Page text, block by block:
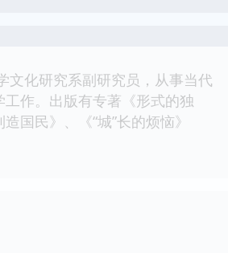
文化研究系副研究员，从事当代
工作。出版有专著《形式的独
国民》、《“城”长的烦恼》